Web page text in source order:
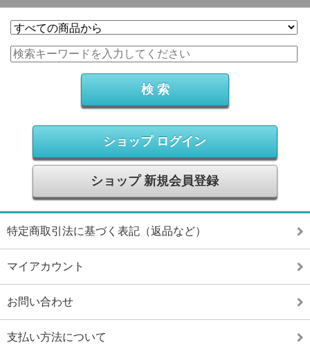
ショップ ログイン
ショップ 新規会員登録
特定商取引法に基づく表記（返品など）
マイアカウント
お問い合わせ
支払い方法について